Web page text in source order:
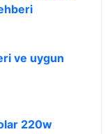
ve uygun
220w